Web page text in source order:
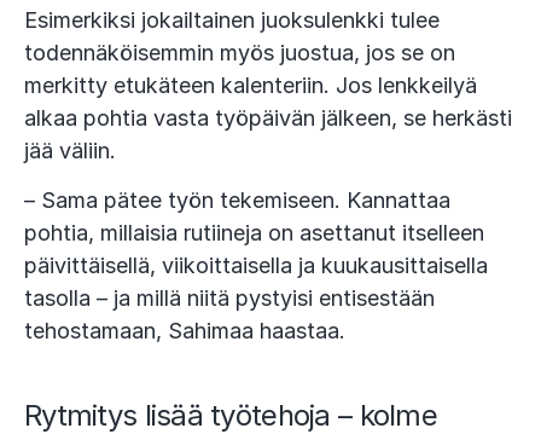
Esimerkiksi jokailtainen juoksulenkki tulee
todennäköisemmin myös juostua, jos se on
merkitty etukäteen kalenteriin. Jos lenkkeilyä
alkaa pohtia vasta työpäivän jälkeen, se herkästi
jää väliin.
– Sama pätee työn tekemiseen. Kannattaa
pohtia, millaisia rutiineja on asettanut itselleen
päivittäisellä, viikoittaisella ja kuukausittaisella
tasolla – ja millä niitä pystyisi entisestään
tehostamaan, Sahimaa haastaa.
Rytmitys lisää työtehoja – kolme